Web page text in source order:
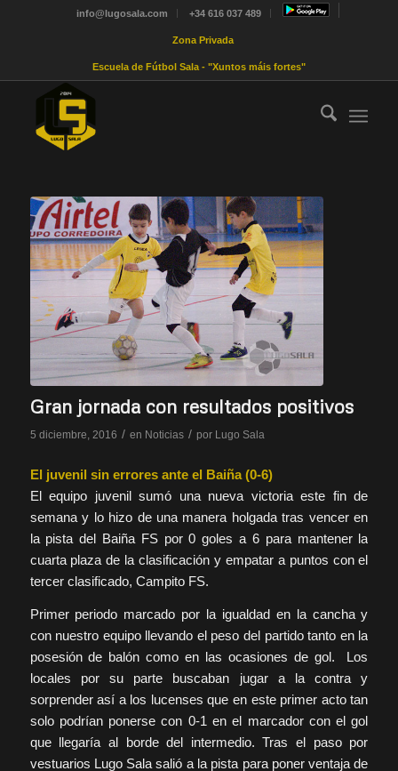
info@lugosala.com +34 616 037 489
Zona Privada
Escuela de Fútbol Sala - "Xuntos máis fortes"
Gran jornada con resultados positivos
5 diciembre, 2016 / en Noticias / por Lugo Sala
El juvenil sin errores ante el Baiña (0-6)
El equipo juvenil sumó una nueva victoria este fin de
semana y lo hizo de una manera holgada tras vencer en
la pista del Baiña FS por 0 goles a 6 para mantener la
cuarta plaza de la clasificación y empatar a puntos con el
tercer clasificado, Campito FS.
Primer periodo marcado por la igualdad en la cancha y
con nuestro equipo llevando el peso del partido tanto en la
posesión de balón como en las ocasiones de gol. Los
locales por su parte buscaban jugar a la contra y
sorprender así a los lucenses que en este primer acto tan
solo podrían ponerse con 0-1 en el marcador con el gol
que llegaría al borde del intermedio. Tras el paso por
vestuarios Lugo Sala salió a la pista para poner ventaja de